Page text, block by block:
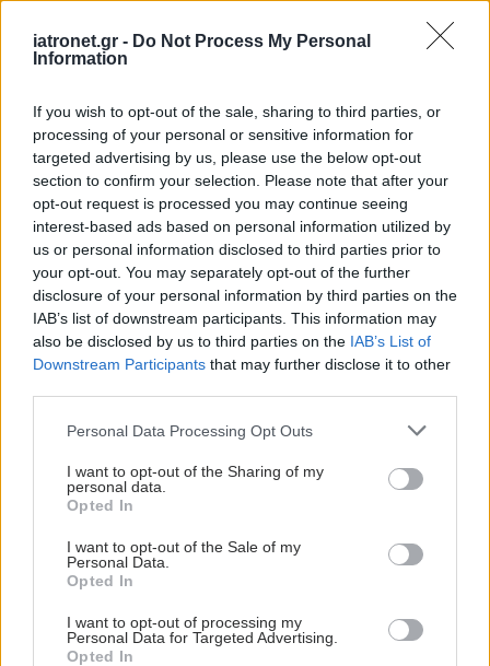
iatronet.gr - Do Not Process My Personal
Information
If you wish to opt-out of the sale, sharing to third parties, or
processing of your personal or sensitive information for
targeted advertising by us, please use the below opt-out
section to confirm your selection. Please note that after your
opt-out request is processed you may continue seeing
interest-based ads based on personal information utilized by
us or personal information disclosed to third parties prior to
your opt-out. You may separately opt-out of the further
disclosure of your personal information by third parties on the
IAB’s list of downstream participants. This information may
also be disclosed by us to third parties on the IAB’s List of
Downstream Participants that may further disclose it to other
Please note that this website/app uses one or more Google
not limited to your visit or usage behaviour. You may click to
grant or deny consent to Google and its third-party tags to
use your data for below specified purposes in below Google
consent section.
Personal Data Processing Opt Outs
I want to opt-out of the Sharing of my
personal data.
Opted In
I want to opt-out of the Sale of my
Personal Data.
Opted In
I want to opt-out of processing my
Personal Data for Targeted Advertising.
Opted In
για τον μυοδιηθητικό
καρκίνο της ουροδόχου
Φόβος για τον καρκίνο:
Πότε είναι φυσιολογικός
και πότε χρειάζεται
βοήθεια